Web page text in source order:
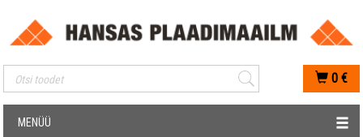
Mobiilis otsimise sisestus
0 €
MENÜÜ